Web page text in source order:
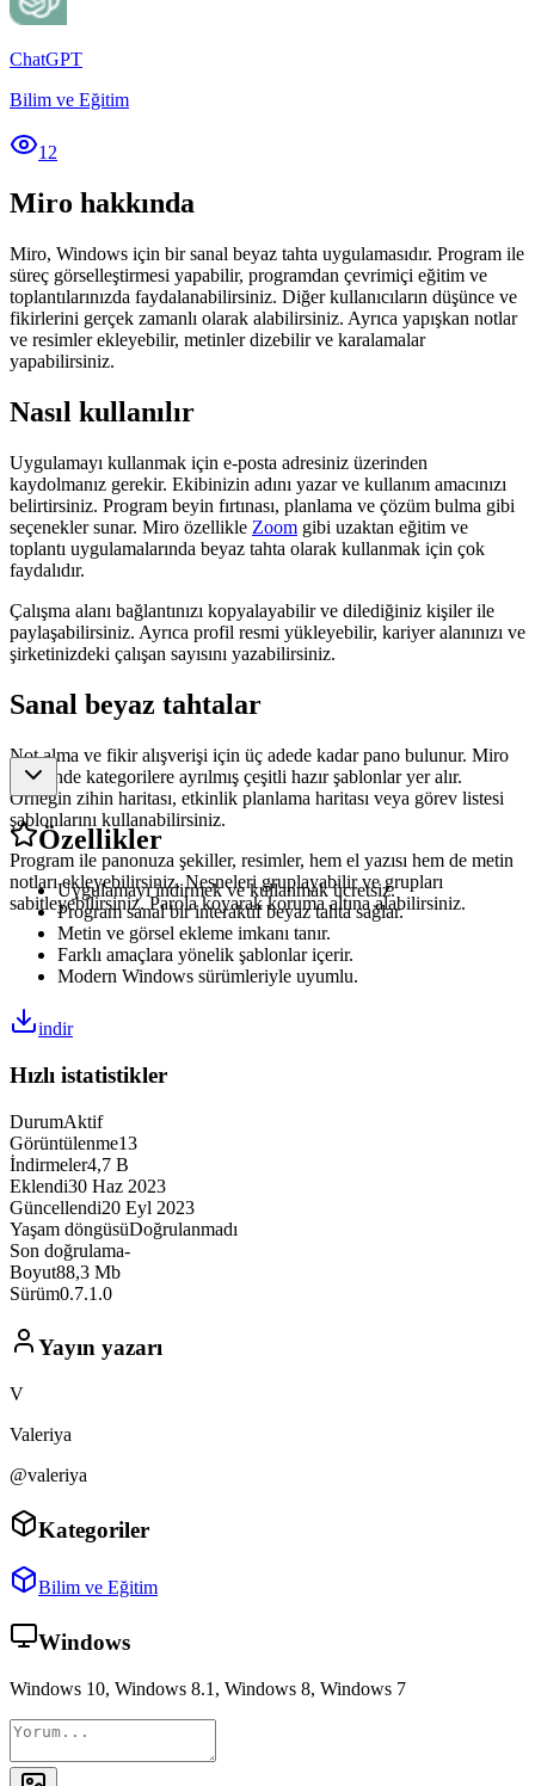
ChatGPT
Bilim ve Eğitim
12
Miro hakkında
Miro, Windows için bir sanal beyaz tahta uygulamasıdır. Program ile
süreç görselleştirmesi yapabilir, programdan çevrimiçi eğitim ve
toplantılarınızda faydalanabilirsiniz. Diğer kullanıcıların düşünce ve
fikirlerini gerçek zamanlı olarak alabilirsiniz. Ayrıca yapışkan notlar
ve resimler ekleyebilir, metinler dizebilir ve karalamalar
yapabilirsiniz.
Nasıl kullanılır
Uygulamayı kullanmak için e-posta adresiniz üzerinden
kaydolmanız gerekir. Ekibinizin adını yazar ve kullanım amacınızı
belirtirsiniz. Program beyin fırtınası, planlama ve çözüm bulma gibi
seçenekler sunar. Miro özellikle Zoom gibi uzaktan eğitim ve
toplantı uygulamalarında beyaz tahta olarak kullanmak için çok
faydalıdır.
Çalışma alanı bağlantınızı kopyalayabilir ve dilediğiniz kişiler ile
paylaşabilirsiniz. Ayrıca profil resmi yükleyebilir, kariyer alanınızı ve
şirketinizdeki çalışan sayısını yazabilirsiniz.
Sanal beyaz tahtalar
Not alma ve fikir alışverişi için üç adede kadar pano bulunur. Miro
içerisinde kategorilere ayrılmış çeşitli hazır şablonlar yer alır.
Örneğin zihin haritası, etkinlik planlama haritası veya görev listesi
şablonlarını kullanabilirsiniz.
Program ile panonuza şekiller, resimler, hem el yazısı hem de metin
notları ekleyebilirsiniz. Nesneleri gruplayabilir ve grupları
sabitleyebilirsiniz. Parola koyarak koruma altına alabilirsiniz.
Özellikler
Uygulamayı indirmek ve kullanmak ücretsiz.
Program sanal bir interaktif beyaz tahta sağlar.
Metin ve görsel ekleme imkanı tanır.
Farklı amaçlara yönelik şablonlar içerir.
Modern Windows sürümleriyle uyumlu.
indir
Hızlı istatistikler
DurumAktif
Görüntülenme13
İndirmeler4,7 B
Eklendi30 Haz 2023
Güncellendi20 Eyl 2023
Yaşam döngüsüDoğrulanmadı
Son doğrulama-
Boyut88,3 Mb
Sürüm0.7.1.0
Yayın yazarı
V
Valeriya
@valeriya
Kategoriler
Bilim ve Eğitim
Windows
Windows 10, Windows 8.1, Windows 8, Windows 7